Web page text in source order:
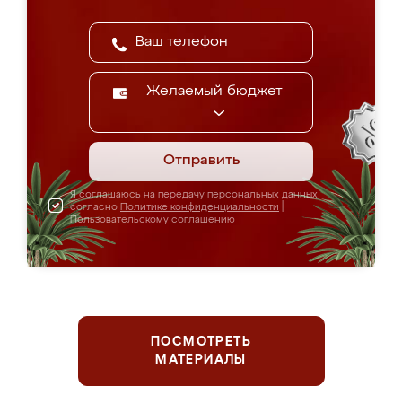
Желаемый бюджет
Отправить
Я соглашаюсь на передачу персональных данных
согласно Политике конфиденциальности
Пользовательскому соглашению
ПОСМОТРЕТЬ
МАТЕРИАЛЫ